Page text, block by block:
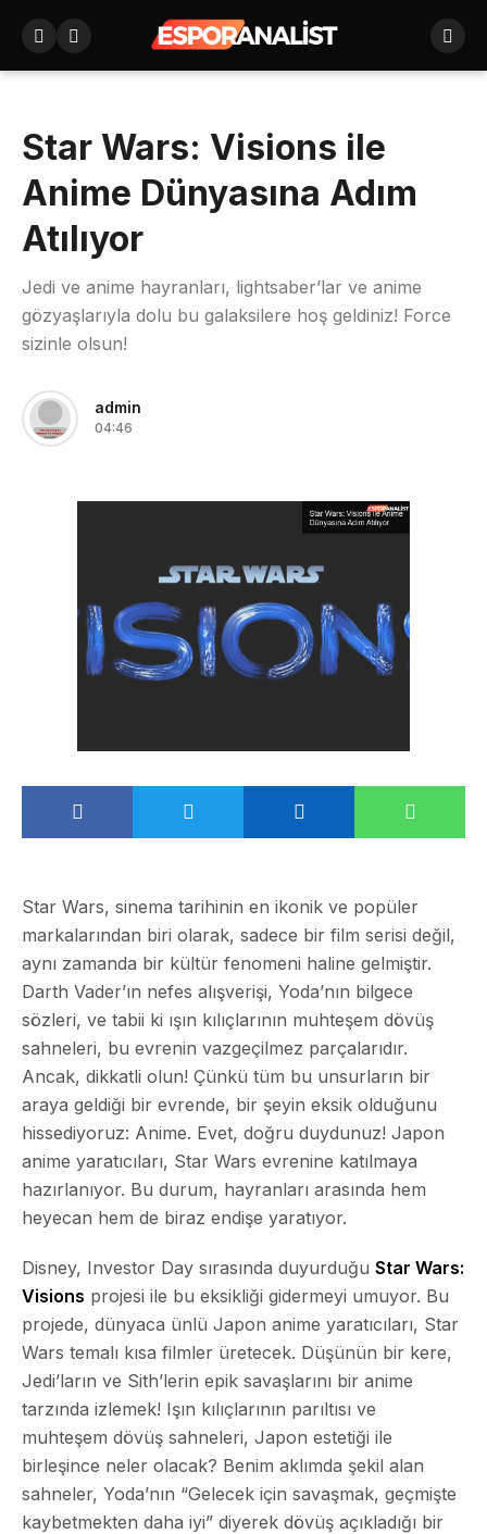
Star Wars: Visions ile
Anime Dünyasına Adım
Atılıyor
Jedi ve anime hayranları, lightsaber’lar ve anime
gözyaşlarıyla dolu bu galaksilere hoş geldiniz! Force
sizinle olsun!
admin
04:46
Star Wars, sinema tarihinin en ikonik ve popüler
markalarından biri olarak, sadece bir film serisi değil,
aynı zamanda bir kültür fenomeni haline gelmiştir.
Darth Vader’ın nefes alışverişi, Yoda’nın bilgece
sözleri, ve tabii ki ışın kılıçlarının muhteşem dövüş
sahneleri, bu evrenin vazgeçilmez parçalarıdır.
Ancak, dikkatli olun! Çünkü tüm bu unsurların bir
araya geldiği bir evrende, bir şeyin eksik olduğunu
hissediyoruz: Anime. Evet, doğru duydunuz! Japon
anime yaratıcıları, Star Wars evrenine katılmaya
hazırlanıyor. Bu durum, hayranları arasında hem
heyecan hem de biraz endişe yaratıyor.
Disney, Investor Day sırasında duyurduğu Star Wars:
Visions projesi ile bu eksikliği gidermeyi umuyor. Bu
projede, dünyaca ünlü Japon anime yaratıcıları, Star
Wars temalı kısa filmler üretecek. Düşünün bir kere,
Jedi’ların ve Sith’lerin epik savaşlarını bir anime
tarzında izlemek! Işın kılıçlarının parıltısı ve
muhteşem dövüş sahneleri, Japon estetiği ile
birleşince neler olacak? Benim aklımda şekil alan
sahneler, Yoda’nın “Gelecek için savaşmak, geçmişte
kaybetmekten daha iyi” diyerek dövüş açıkladığı bir